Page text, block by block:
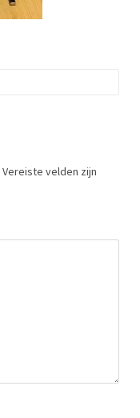
Vereiste velden zijn